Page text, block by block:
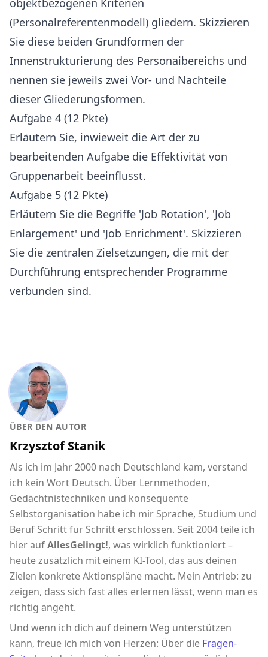
objektbezogenen Kriterien
(Personalreferentenmodell) gliedern. Skizzieren
Sie diese beiden Grundformen der
Innenstrukturierung des Personaibereichs und
nennen sie jeweils zwei Vor- und Nachteile
dieser Gliederungsformen.
Aufgabe 4 (12 Pkte)
Erläutern Sie, inwieweit die Art der zu
bearbeitenden Aufgabe die Effektivität von
Gruppenarbeit beeinflusst.
Aufgabe 5 (12 Pkte)
Erläutern Sie die Begriffe 'Job Rotation', 'Job
Enlargement' und 'Job Enrichment'. Skizzieren
Sie die zentralen Zielsetzungen, die mit der
Durchführung entsprechender Programme
verbunden sind.
ÜBER DEN AUTOR
Krzysztof Stanik
Als ich im Jahr 2000 nach Deutschland kam, verstand
ich kein Wort Deutsch. Über Lernmethoden,
Gedächtnistechniken und konsequente
Selbstorganisation habe ich mir Sprache, Studium und
Beruf Schritt für Schritt erschlossen. Seit 2004 teile ich
hier aufAllesGelingt!, was wirklich funktioniert –
heute zusätzlich mit einem KI-Tool, das aus deinen
Zielen konkrete Aktionspläne macht. Mein Antrieb: zu
zeigen, dass sich fast alles erlernen lässt, wenn man es
richtig angeht.
Und wenn ich dich auf deinem Weg unterstützen
kann, freue ich mich von Herzen: Über die Fragen-